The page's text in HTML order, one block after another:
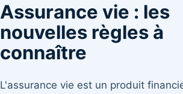
Assurance vie : les
nouvelles règles à
connaître
L'assurance vie est un produit